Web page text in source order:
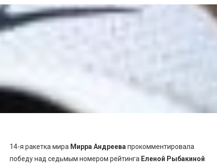
14-я ракетка мира Мирра Андреева прокомментировала
победу над седьмым номером рейтинга Еленой Рыбакиной